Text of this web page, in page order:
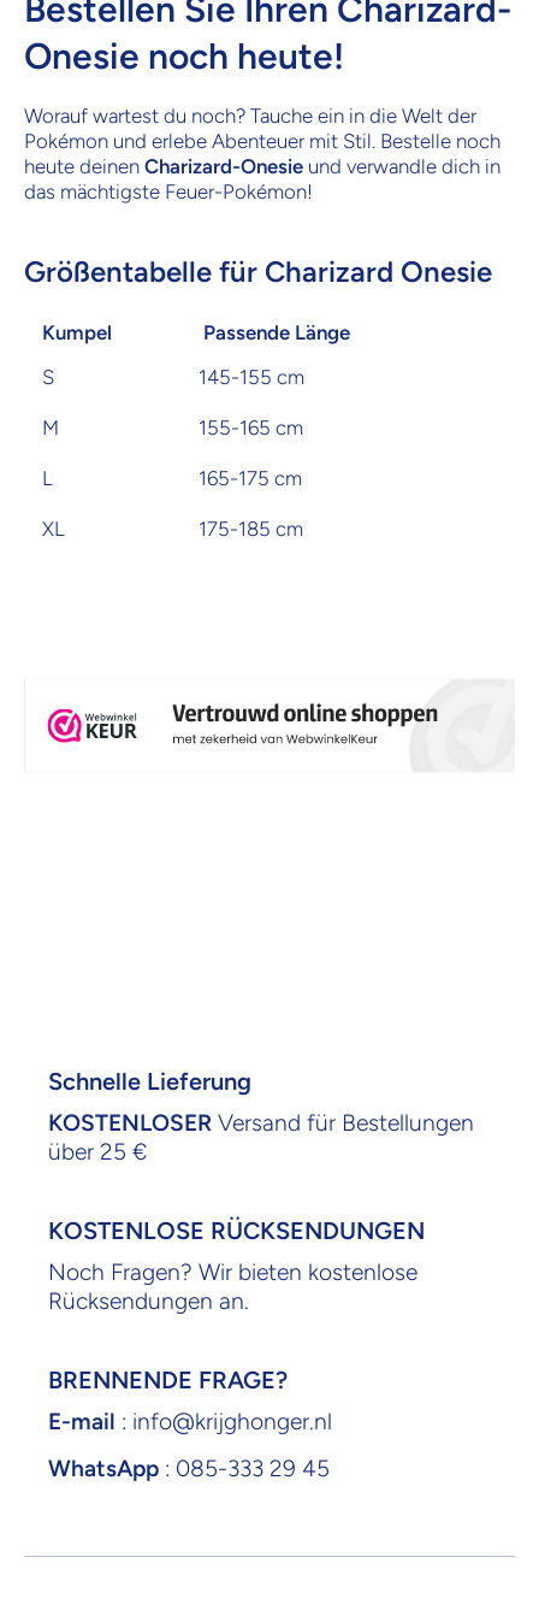
Bestellen Sie Ihren Charizard-
Onesie noch heute!
Worauf wartest du noch? Tauche ein in die Welt der
Pokémon und erlebe Abenteuer mit Stil. Bestelle noch
heute deinen Charizard-Onesie und verwandle dich in
das mächtigste Feuer-Pokémon!
Größentabelle für Charizard Onesie
Kumpel
Passende Länge
S
145-155 cm
M 155-165 cm
L 165-175 cm
XL 175-185 cm
Schnelle Lieferung
KOSTENLOSER Versand für Bestellungen
über 25 €
KOSTENLOSE RÜCKSENDUNGEN
Noch Fragen? Wir bieten kostenlose
Rücksendungen an.
BRENNENDE FRAGE?
E-mail : info@krijghonger.nl
WhatsApp : 085-333 29 45